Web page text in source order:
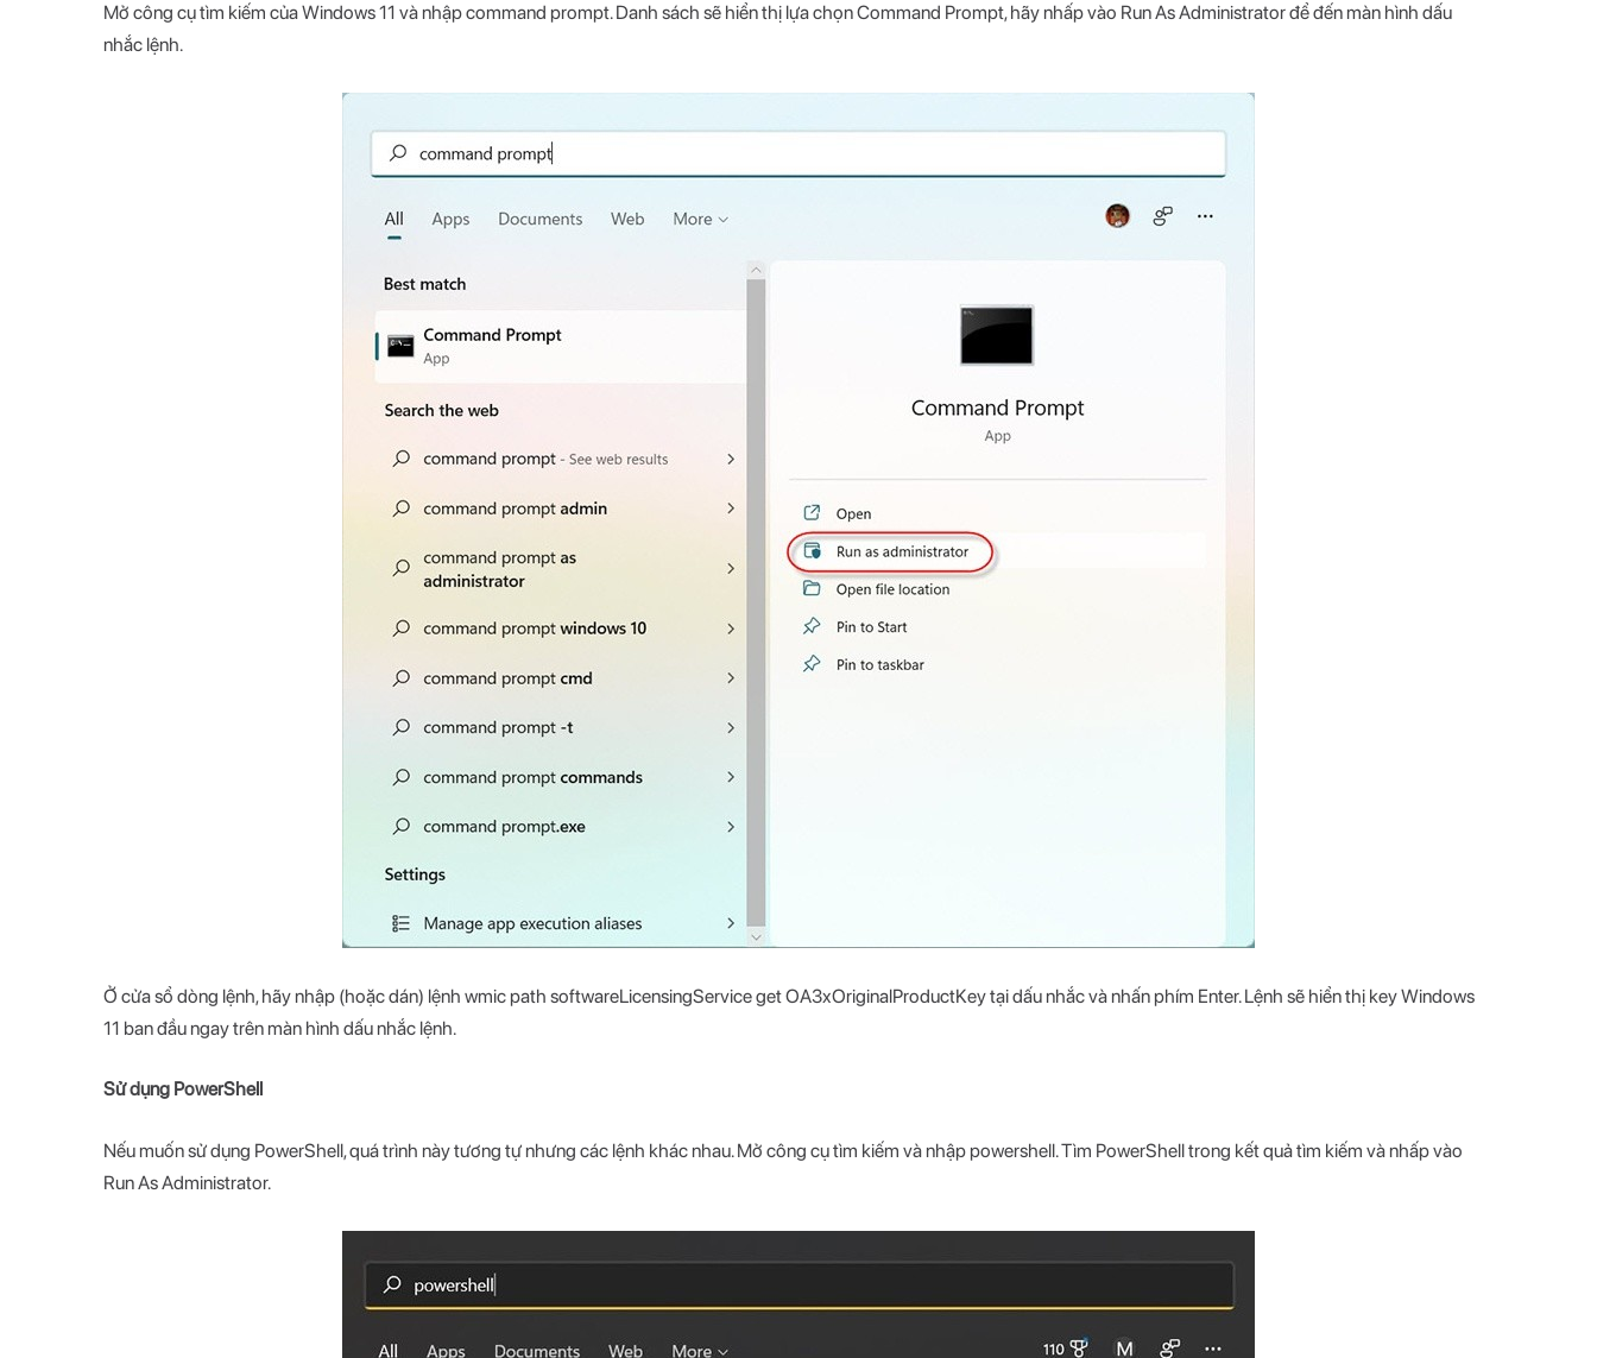
Mở công cụ tìm kiếm của Windows 11 và nhập command prompt. Danh sách sẽ hiển thị lựa chọn Command Prompt, hãy nhấp vào Run As Administrator để đến màn hình dấu
nhắc lệnh.
Ở cửa sổ dòng lệnh, hãy nhập (hoặc dán) lệnh wmic path softwareLicensingService get OA3xOriginalProductKey tại dấu nhắc và nhấn phím Enter. Lệnh sẽ hiển thị key Windows
11 ban đầu ngay trên màn hình dấu nhắc lệnh.
Sử dụng PowerShell
Nếu muốn sử dụng PowerShell, quá trình này tương tự nhưng các lệnh khác nhau. Mở công cụ tìm kiếm và nhập powershell. Tìm PowerShell trong kết quả tìm kiếm và nhấp vào
Run As Administrator.